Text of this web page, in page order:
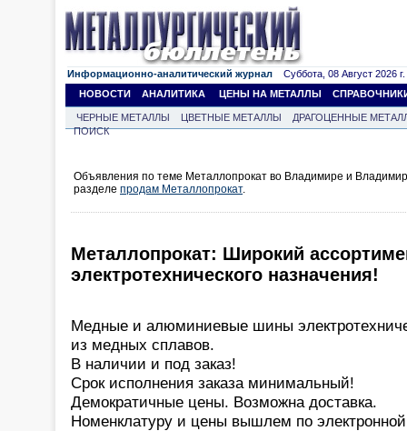
Информационно-аналитический журнал Суббота, 08 Август 2026 г.
НОВОСТИ
АНАЛИТИКА ЦЕНЫ НА МЕТАЛЛЫ
ЧЕРНЫЕ МЕТАЛЛЫ ЦВЕТНЫЕ МЕТАЛЛЫ
ДРАГОЦЕННЫЕ
ПОИСК
Объявления по теме Металлопрокат во Владимире и
разделе продам Металлопрокат.
Металлопрокат: Широкий
электротехнического назначения!
Медные и алюминиевые шины
из медных сплавов.
В наличии и под заказ!
Срок исполнения заказа минимальный!
Демократичные цены. Возможна доставка.
Номенклатуру и цены вышлем по